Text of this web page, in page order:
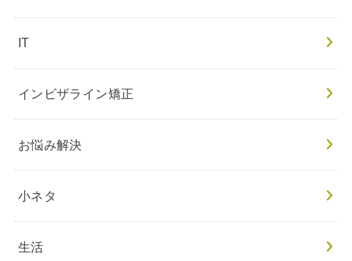
IT
インビザライン矯正
お悩み解決
小ネタ
生活